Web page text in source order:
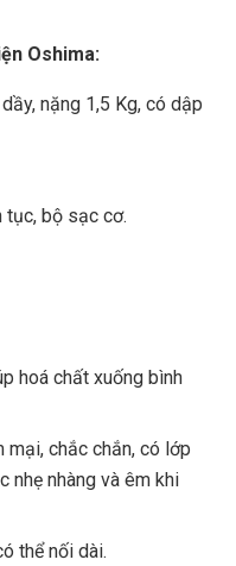
Oshima:
nặng 1,5 Kg, có dập
bộ sạc cơ.
hoá chất xuống bình
mại, chắc chắn, có lớp
nhẹ nhàng và êm khi
thể nối dài.